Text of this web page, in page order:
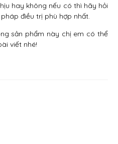
hay không nếu có thì hãy hỏi
điều trị phù hợp nhất.
sản phẩm này chị em có thể
viết nhé!